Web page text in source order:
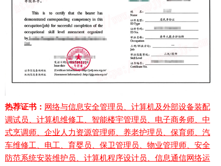
热荐证书： 网络与信息安全管理员、计算机及外部设备装配
调试员、计算机维修工、智能楼宇管理员、电子商务师、中
式烹调师、企业人力资源管理师、养老护理员、保育师、汽
车维修工、电工、育婴员、保卫管理员、物业管理师、安全
防范系统安装维护员、计算机程序设计员、信息通信网络运